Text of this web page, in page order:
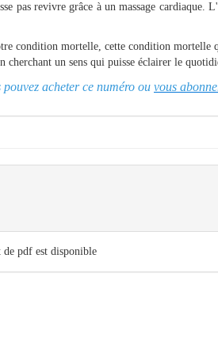
pas revivre grâce à un massage cardiaque.
condition mortelle, cette condition mortelle
cherchant un sens qui puisse éclairer le
acheter ce numéro ou vous
de pdf est disponible